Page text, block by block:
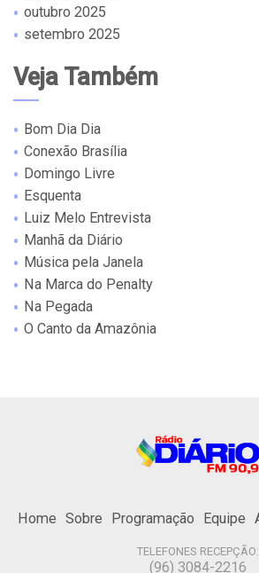
outubro 2025
setembro 2025
Veja Também
Bom Dia Dia
Conexão Brasília
Domingo Livre
Esquenta
Luiz Melo Entrevista
Manhã da Diário
Música pela Janela
Na Marca do Penalty
Na Pegada
O Canto da Amazônia
Home Sobre Programação Equipe
TELEFONES RECEPÇÃO:
(96) 3084-2216